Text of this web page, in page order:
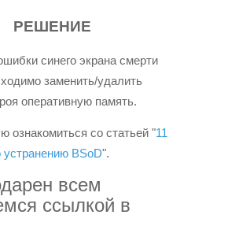
РЕШЕНИЕ
синего экрана смерти
заменить/удалить
оперативную память.
ознакомиться со статьей "11
BSoD".
всем
ссылкой в